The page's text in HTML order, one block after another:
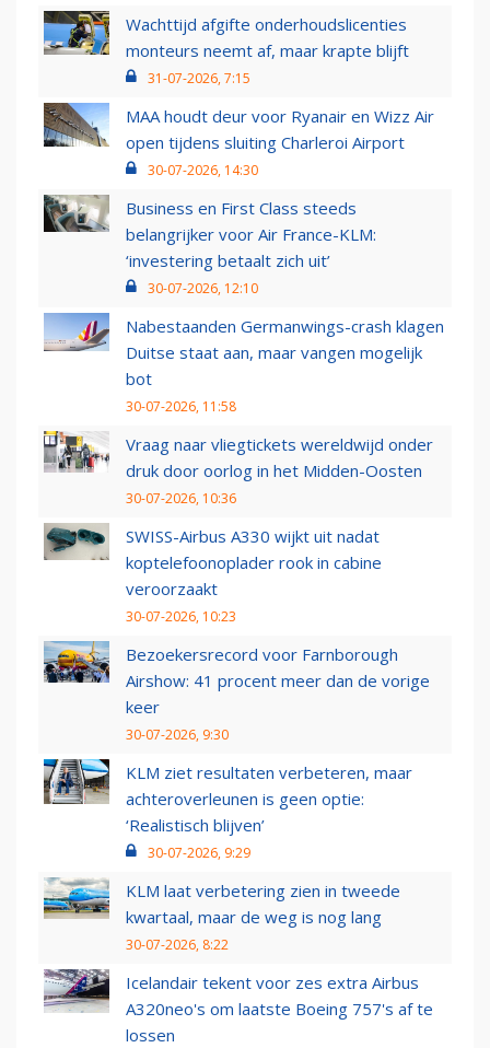
Wachttijd afgifte onderhoudslicenties
monteurs neemt af, maar krapte blijft
31-07-2026, 7:15
MAA houdt deur voor Ryanair en Wizz Air
open tijdens sluiting Charleroi Airport
30-07-2026, 14:30
Business en First Class steeds
belangrijker voor Air France-KLM:
‘investering betaalt zich uit’
30-07-2026, 12:10
Nabestaanden Germanwings-crash klagen
Duitse staat aan, maar vangen mogelijk
bot
30-07-2026, 11:58
Vraag naar vliegtickets wereldwijd onder
druk door oorlog in het Midden-Oosten
30-07-2026, 10:36
SWISS-Airbus A330 wijkt uit nadat
koptelefoonoplader rook in cabine
veroorzaakt
30-07-2026, 10:23
Bezoekersrecord voor Farnborough
Airshow: 41 procent meer dan de vorige
keer
30-07-2026, 9:30
KLM ziet resultaten verbeteren, maar
achteroverleunen is geen optie:
‘Realistisch blijven’
30-07-2026, 9:29
KLM laat verbetering zien in tweede
kwartaal, maar de weg is nog lang
30-07-2026, 8:22
Icelandair tekent voor zes extra Airbus
A320neo's om laatste Boeing 757's af te
lossen